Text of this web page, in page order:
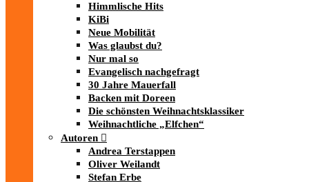
Himmlische Hits
KiBi
Neue Mobilität
Was glaubst du?
Nur mal so
Evangelisch nachgefragt
30 Jahre Mauerfall
Backen mit Doreen
Die schönsten Weihnachtsklassiker
Weihnachtliche „Elfchen“
Autoren
Andrea Terstappen
Oliver Weilandt
Stefan Erbe